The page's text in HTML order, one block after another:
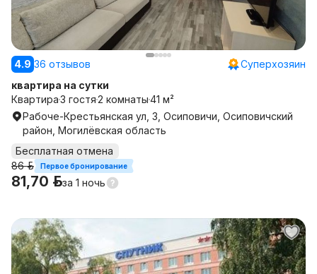
4.9 36 отзывов
Суперхозяин
квартира на сутки
Квартира3 гостя2 комнаты41 м²
Рабоче-Крестьянская ул, 3, Осиповичи, Осиповичский
район, Могилёвская область
Бесплатная отмена
86 р.
Первое бронирование
81,70 р.за 1 ночь